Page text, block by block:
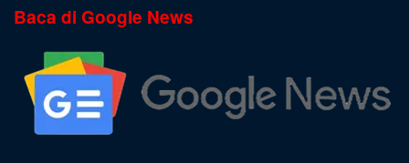
Baca di Google News